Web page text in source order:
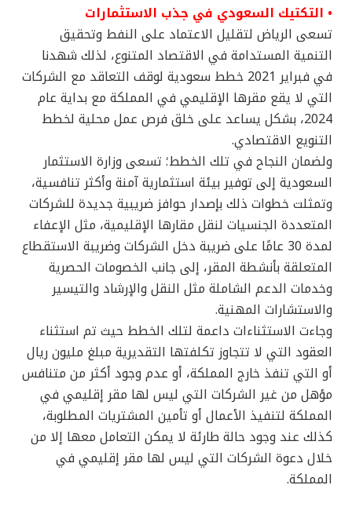
• التكتيك السعودي في جذب الاستثمارات
تسعى الرياض لتقليل الاعتماد على النفط وتحقيق
التنمية المستدامة في الاقتصاد المتنوع، لذلك شهدنا
في فبراير 2021 خطط سعودية لوقف التعاقد مع الشركات
التي لا يقع مقرها الإقليمي في المملكة مع بداية عام
2024، بشكل يساعد على خلق فرص عمل محلية لخطط
التنويع الاقتصادي.
ولضمان النجاح في تلك الخطط؛ تسعى وزارة الاستثمار
السعودية إلى توفير بيئة استثمارية آمنة وأكثر تنافسية،
وتمثلت خطوات ذلك بإصدار حوافز ضريبية جديدة للشركات
المتعددة الجنسيات لنقل مقارها الإقليمية، مثل الإعفاء
لمدة 30 عامًا على ضريبة دخل الشركات وضريبة الاستقطاع
المتعلقة بأنشطة المقر، إلى جانب الخصومات الحصرية
وخدمات الدعم الشاملة مثل النقل والإرشاد والتيسير
والاستشارات المهنية.
وجاءت الاستثناءات داعمة لتلك الخطط حيث تم استثناء
العقود التي لا تتجاوز تكلفتها التقديرية مبلغ مليون ريال
أو التي تنفذ خارج المملكة، أو عدم وجود أكثر من متنافس
مؤهل من غير الشركات التي ليس لها مقر إقليمي في
المملكة لتنفيذ الأعمال أو تأمين المشتريات المطلوبة،
كذلك عند وجود حالة طارئة لا يمكن التعامل معها إلا من
خلال دعوة الشركات التي ليس لها مقر إقليمي في
المملكة.